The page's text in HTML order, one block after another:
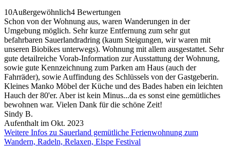
10Außergewöhnlich4 Bewertungen
Schon von der Wohnung aus, waren Wanderungen in der
Umgebung möglich. Sehr kurze Entfernung zum sehr gut
befahrbaren Sauerlandradring (kaum Steigungen, wir waren mit
unseren Biobikes unterwegs). Wohnung mit allem ausgestattet. Sehr
gute detailreiche Vorab-Information zur Ausstattung der Wohnung,
sowie gute Kennzeichnung zum Parken am Haus (auch der
Fahrräder), sowie Auffindung des Schlüssels von der Gastgeberin.
Kleines Manko Möbel der Küche und des Bades haben ein leichten
Hauch der 80'er. Aber ist kein Minus...da es sonst eine gemütliches
bewohnen war. Vielen Dank für die schöne Zeit!
Sindy B.
Aufenthalt im Okt. 2023
Weitere Infos zu Sauerland gemütliche Ferienwohnung zum
Wandern, Radeln, Relaxen, Elspe Festival